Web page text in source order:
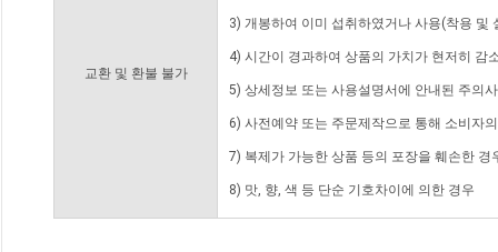
교환 및 환불 불가
3) 개봉하여 이미 섭취하였거나 사용(착용 및
4) 시간이 경과하여 상품의 가치가 현저히 감
5) 상세정보 또는 사용설명서에 안내된 주의
6) 사전예약 또는 주문제작으로 통해 소비자
7) 복제가 가능한 상품 등의 포장을 훼손한 경
8) 맛, 향, 색 등 단순 기호차이에 의한 경우